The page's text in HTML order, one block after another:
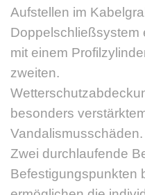
Aufstellen im
Doppelschließsystem
mit einem
zweiten.
besonders
Vandalismusschäden.
Zwei durchlaufende
Befestigungspunkten